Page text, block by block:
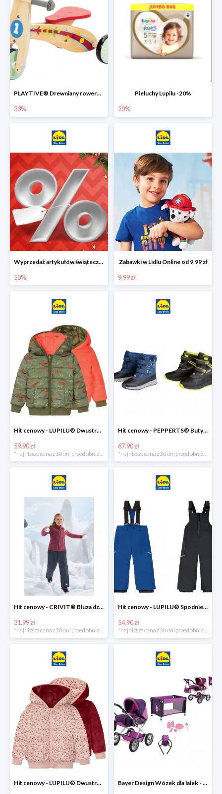
PLAYTIVE® Drewniany rowerek biegowy -33%
33%
Pieluchy Lupilu -20%
20%
Wyprzedaż artykułów świątecznych w Lidlu Online
50%
Zabawki w Lidlu Online od 9.99 zł
9.99 zł
Hit cenowy - LUPILU® Dwustronna kurtka dziecięca z polarem
59.90 zł
*najniższa cena z 30 dni przed obniżką
Hit cenowy - PEPPERTS® Buty zimowe chłopięce
67.90 zł
*najniższa cena z 30 dni przed obniżką
Hit cenowy - CRIVIT® Bluza dziewczęca z polaru
31.99 zł
Hit cenowy - LUPILU® Spodnie narciarskie chłopięce
54.90 zł
Hit cenowy - LUPILU® Dwustronna kurtka pikowana dziewczęca Bayer Design Wózek dla lalek - megazestaw